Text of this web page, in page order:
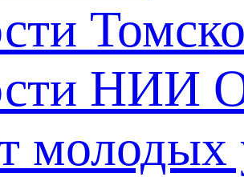
НИИ
молодых